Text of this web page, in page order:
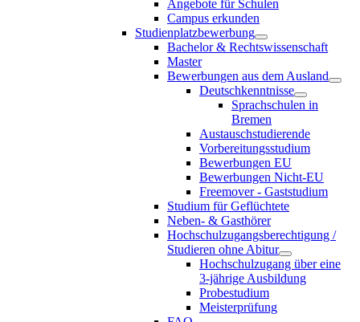
Angebote für Schulen
Campus erkunden
Studienplatzbewerbung
Bachelor & Rechtswissenschaft
Master
Bewerbungen aus dem Ausland
Deutschkenntnisse
Sprachschulen in
Bremen
Austauschstudierende
Vorbereitungsstudium
Bewerbungen EU
Bewerbungen Nicht-EU
Freemover - Gaststudium
Studium für Geflüchtete
Neben- & Gasthörer
Hochschulzugangsberechtigung /
Studieren ohne Abitur
Hochschulzugang über eine
3-jährige Ausbildung
Probestudium
Meisterprüfung